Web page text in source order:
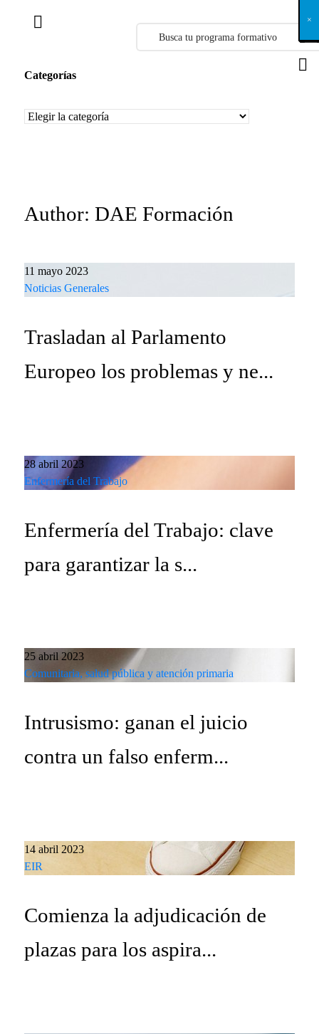
Categorías
Categorías
Author: DAE Formación
11 mayo 2023
Noticias Generales
Trasladan al Parlamento
Europeo los problemas y ne...
28 abril 2023
Enfermería del Trabajo
Enfermería del Trabajo: clave
para garantizar la s...
25 abril 2023
Comunitaria, salud pública y atención primaria
Intrusismo: ganan el juicio
contra un falso enferm...
14 abril 2023
EIR
Comienza la adjudicación de
plazas para los aspira...
X
×
×
×
×
×
×
×
×
×
×
×
×
×
×
×
×
×
×
×
×
×
×
×
×
×
×
×
×
×
×
×
×
×
×
×
×
×
×
×
×
×
×
×
×
×
×
×
×
×
×
×
×
×
×
×
×
×
×
×
×
×
×
×
×
×
×
×
×
×
×
×
×
×
×
×
×
×
×
×
×
×
×
×
×
×
×
×
×
×
×
×
×
×
×
×
×
×
×
×
×
×
×
×
×
×
×
×
×
×
×
×
×
×
×
×
×
×
×
×
×
×
×
×
×
×
×
×
×
×
×
×
×
×
×
×
×
×
×
×
×
×
×
×
×
×
×
×
×
×
×
×
×
×
×
×
×
×
×
×
×
×
×
×
×
×
×
×
×
×
×
×
×
×
×
×
×
×
×
×
×
×
×
×
×
×
×
×
×
×
×
×
×
×
×
×
×
×
×
×
×
×
×
×
×
×
×
×
×
×
×
×
×
×
×
×
×